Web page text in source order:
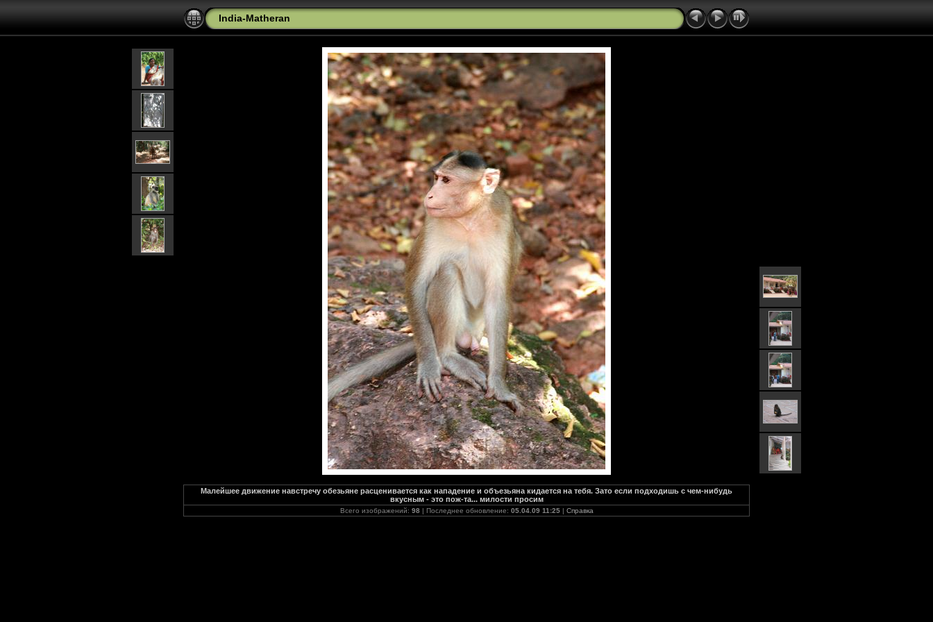
India-Matheran
Малейшее движение навстречу обезьяне расценивается как нападение и объезьяна кидается на тебя. Зато если подходишь с чем-нибудь
вкусным - это пож-та... милости просим
Всего изображений: 98 | Последнее обновление: 05.04.09 11:25| Справка